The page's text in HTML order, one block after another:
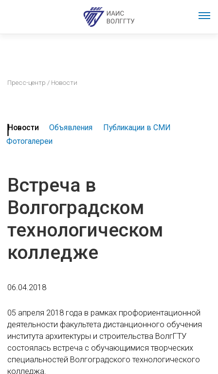
Пресс-центр / Новости
Новости Объявления
Публикации в СМИ
Фотогалереи
Встреча в
Волгоградском
технологическом
колледже
06.04.2018
05 апреля 2018 года в рамках профориентационной
деятельности факультета дистанционного обучения
института архитектуры и строительства ВолгГТУ
состоялась встреча с обучающимися творческих
специальностей Волгоградского технологического
колледжа.